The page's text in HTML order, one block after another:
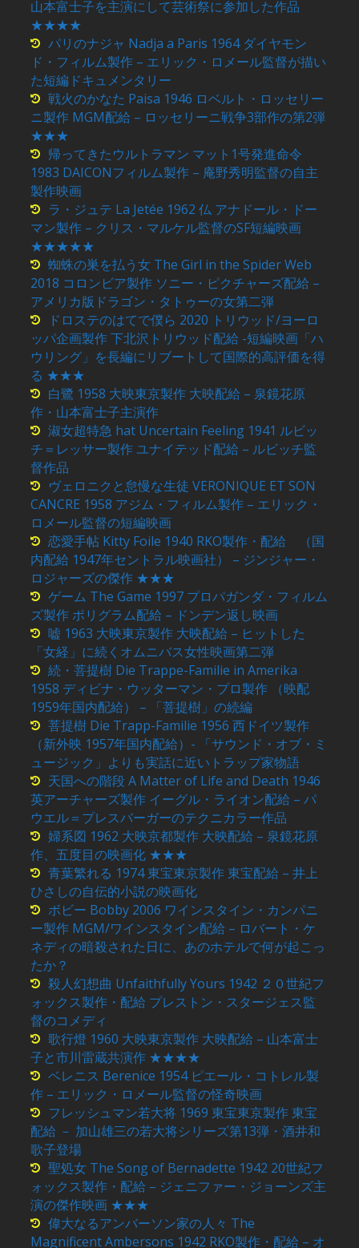
山本富士子を主演にして芸術祭に参加した作品
★★★★
パリのナジャ Nadja a Paris 1964 ダイヤモン
ド・フィルム製作 – エリック・ロメール監督が描い
た短編ドキュメンタリー
戦火のかなた Paisa 1946 ロベルト・ロッセリー
ニ製作 MGM配給 – ロッセリーニ戦争3部作の第2弾
★★★
帰ってきたウルトラマン マット1号発進命令
1983 DAICONフィルム製作 – 庵野秀明監督の自主
製作映画
ラ・ジュテ La Jetée 1962 仏 アナドール・ドー
マン製作 – クリス・マルケル監督のSF短編映画
★★★★★
蜘蛛の巣を払う女 The Girl in the Spider Web
2018 コロンビア製作 ソニー・ピクチャーズ配給 –
アメリカ版ドラゴン・タトゥーの女第二弾
ドロステのはてで僕ら 2020 トリウッド/ヨーロ
ッパ企画製作 下北沢トリウッド配給 -短編映画「ハ
ウリング」を長編にリブートして国際的高評価を得
る ★★★
白鷺 1958 大映東京製作 大映配給 – 泉鏡花原
作・山本富士子主演作
淑女超特急 hat Uncertain Feeling 1941 ルビッ
チ＝レッサー製作 ユナイテッド配給 – ルビッチ監
督作品
ヴェロニクと怠慢な生徒 VERONIQUE ET SON
CANCRE 1958 アジム・フィルム製作 – エリック・
ロメール監督の短編映画
恋愛手帖 Kitty Foile 1940 RKO製作・配給 （国
内配給 1947年セントラル映画社） – ジンジャー・
ロジャーズの傑作 ★★★
ゲーム The Game 1997 プロパガンダ・フィルム
ズ製作 ポリグラム配給 – ドンデン返し映画
嘘 1963 大映東京製作 大映配給 – ヒットした
「女経」に続くオムニバス女性映画第二弾
続・菩提樹 Die Trappe-Familie in Amerika
1958 ディビナ・ウッターマン・プロ製作 （映配
1959年国内配給） – 「菩提樹」の続編
菩提樹 Die Trapp-Familie 1956 西ドイツ製作
（新外映 1957年国内配給）- 「サウンド・オブ・ミ
ュージック」よりも実話に近いトラップ家物語
天国への階段 A Matter of Life and Death 1946
英アーチャーズ製作 イーグル・ライオン配給 – パ
ウエル＝プレスバーガーのテクニカラー作品
婦系図 1962 大映京都製作 大映配給 – 泉鏡花原
作、五度目の映画化 ★★★
青葉繁れる 1974 東宝東京製作 東宝配給 – 井上
ひさしの自伝的小説の映画化
ボビー Bobby 2006 ワインスタイン・カンパニ
ー製作 MGM/ワインスタイン配給 – ロバート・ケ
ネディの暗殺された日に、あのホテルで何が起こっ
たか？
殺人幻想曲 Unfaithfully Yours 1942 ２０世紀フ
ォックス製作・配給 プレストン・スタージェス監
督のコメディ
歌行燈 1960 大映東京製作 大映配給 – 山本富士
子と市川雷蔵共演作 ★★★★
ベレニス Berenice 1954 ピエール・コトレル製
作 – エリック・ロメール監督の怪奇映画
フレッシュマン若大将 1969 東宝東京製作 東宝
配給 － 加山雄三の若大将シリーズ第13弾・酒井和
歌子登場
聖処女 The Song of Bernadette 1942 20世紀フ
ォックス製作・配給 – ジェニファー・ジョーンズ主
演の傑作映画 ★★★
偉大なるアンバーソン家の人々 The
Magnificent Ambersons 1942 RKO製作・配給 – オ